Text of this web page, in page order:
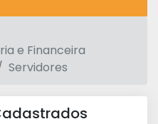
e Financeira
Servidores